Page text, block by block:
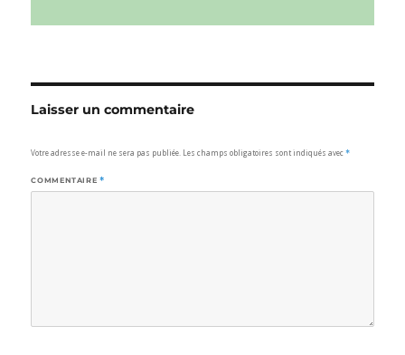
Laisser un commentaire
Votre adresse e-mail ne sera pas publiée. Les champs obligatoires sont indiqués avec*
COMMENTAIRE *